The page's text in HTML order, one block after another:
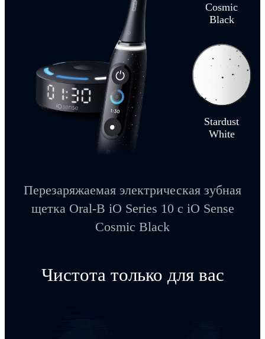
Cosmic
Black
Stardust
White
Перезаряжаемая электрическая зубная
щетка Oral-B iO Series 10 с iO Sense
Cosmic Black
Чистота только для вас